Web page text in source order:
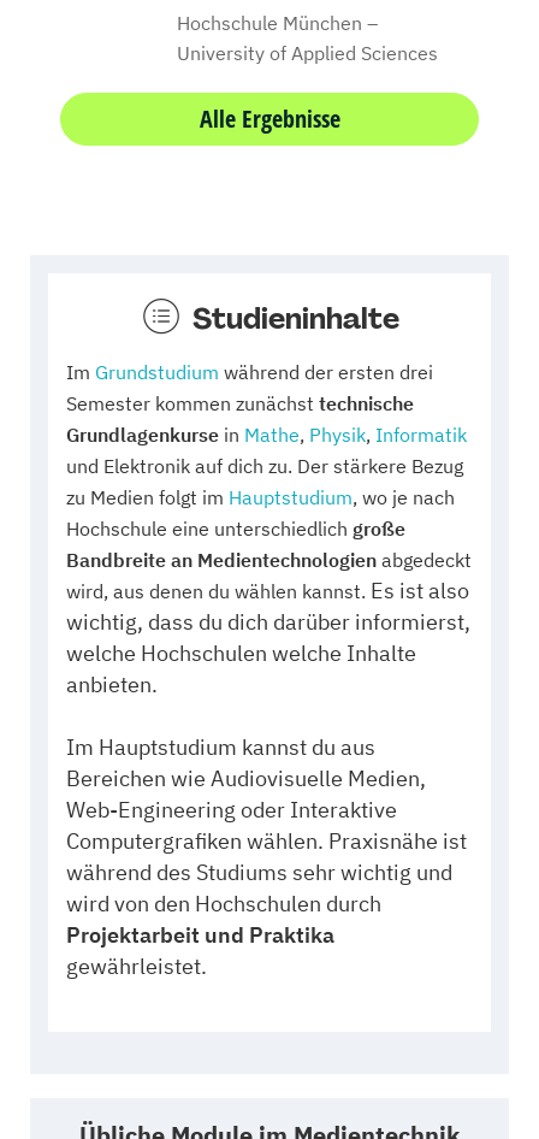
Hochschule München –
University of Applied Sciences
Alle Ergebnisse
Studieninhalte
Im Grundstudium während der ersten drei
Semester kommen zunächst technische
Grundlagenkurse in Mathe, Physik, Informatik
und Elektronik auf dich zu. Der stärkere Bezug
zu Medien folgt im Hauptstudium, wo je nach
Hochschule eine unterschiedlich große
Bandbreite an Medientechnologien abgedeckt
wird, aus denen du wählen kannst. Es ist also
wichtig, dass du dich darüber informierst,
welche Hochschulen welche Inhalte
anbieten.
Im Hauptstudium kannst du aus
Bereichen wie Audiovisuelle Medien,
Web-Engineering oder Interaktive
Computergrafiken wählen. Praxisnähe ist
während des Studiums sehr wichtig und
wird von den Hochschulen durch
Projektarbeit und Praktika
gewährleistet.